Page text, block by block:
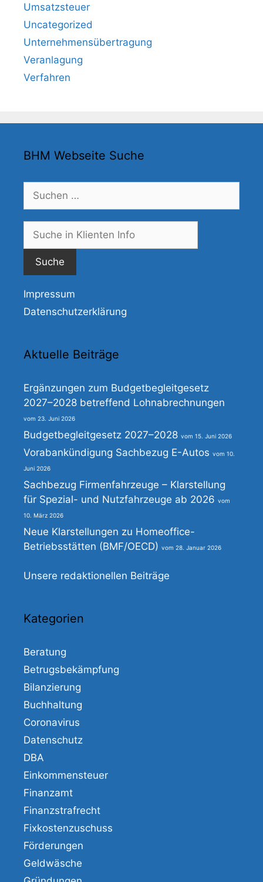
Umsatzsteuer
Uncategorized
Unternehmensübertragung
Veranlagung
Verfahren
BHM Webseite Suche
nach:
Impressum
Datenschutzerklärung
Aktuelle Beiträge
Ergänzungen zum Budgetbegleitgesetz
2027–2028 betreffend Lohnabrechnungen
23. Juni 2026
Budgetbegleitgesetz 2027–2028 15. Juni 2026
Vorabankündigung Sachbezug E-Autos 10.
Juni 2026
Sachbezug Firmenfahrzeuge – Klarstellung
für Spezial- und Nutzfahrzeuge ab 2026
10. März 2026
Neue Klarstellungen zu Homeoffice-
Betriebsstätten (BMF/OECD)
28. Januar 2026
Unsere redaktionellen Beiträge
Kategorien
Beratung
Betrugsbekämpfung
Bilanzierung
Buchhaltung
Coronavirus
Datenschutz
DBA
Einkommensteuer
Finanzamt
Finanzstrafrecht
Fixkostenzuschuss
Förderungen
Geldwäsche